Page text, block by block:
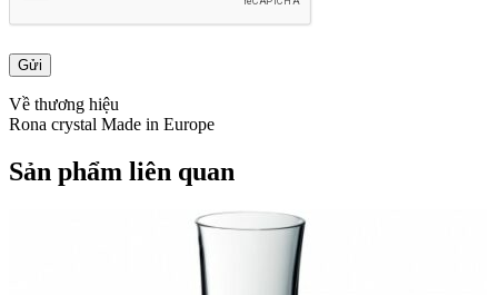
Về thương hiệu
Rona crystal Made in Europe
Sản phẩm liên quan